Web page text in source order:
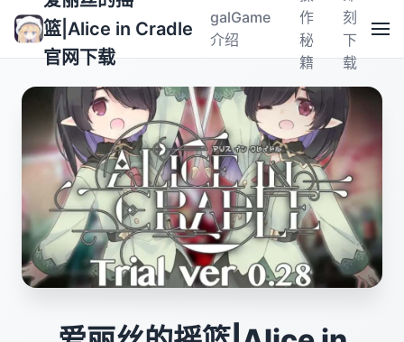
篮|Alice in Cradle
官网下载
galGame
介绍
作
秘
籍
刻
下
载